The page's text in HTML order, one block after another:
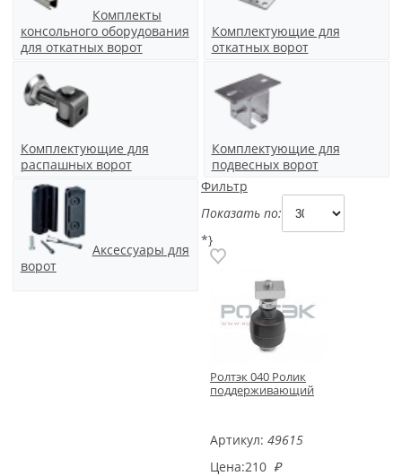
Комплекты
консольного оборудования
для откатных ворот
Комплектующие для
откатных ворот
Комплектующие для
распашных ворот
Комплектующие для
подвесных ворот
Аксессуары для
ворот
Фильтр
Показать по:
*}
Ролтэк 040 Ролик
поддерживающий
Артикул: 49615
Цена:210 ₽